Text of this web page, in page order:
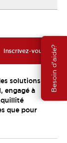
Besoin d'aide?
Inscrivez-vous
solutions
engagé à
que pour